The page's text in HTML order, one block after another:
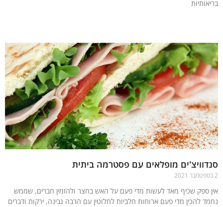
מופלאים עם פסטרמה ביתית
ספק שכיף מאד לעשות מדי פעם על האש בחצר ולהזמין חברים, שממש
להכין מדי פעם ארוחות חלביות לחלוטין עם הרבה גבינה, ירקות ודברים